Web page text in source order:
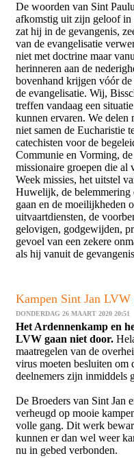
De woorden van Sint
afkomstig uit zijn geloof in
zat hij in de gevangenis,
van de evangelisatie
niet met doctrine maar
herinneren aan de
bovenhand krijgen vóór
de evangelisatie. Wij,
treffen vandaag een
kunnen ervaren. We
niet samen de Eucharistie
catechisten voor de
Communie en Vorming,
missionaire groepen die al
Week missies, het uitstel
Huwelijk, de belemmering
gaan en de moeilijkheden
uitvaartdiensten, de
gelovigen, godgewijden,
gevoel van een zekere
als hij vanuit de
Kampen Sint Jan LVW
DONDERDAG 26 MAART 2020 20:51
Het Ardennenkamp en
LVW gaan niet door.
maatregelen van de
virus moeten besluiten om
deelnemers zijn inmiddels
De Broeders van Sint Jan
verheugd op mooie
volle gang. Dit werk
kunnen er dan wel weer
nu in gebed verbonden.